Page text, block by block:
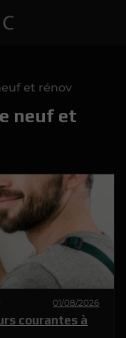
et rénov
neuf et
01/08/2026
courantes à